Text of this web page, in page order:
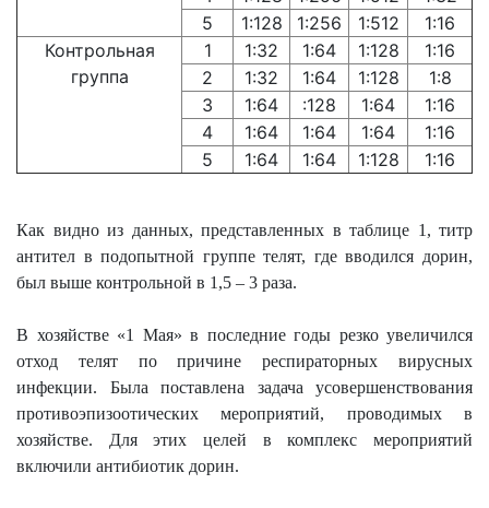
5
1:128 1:256 1:512
1:16
Контрольная
группа
1 1:32 1:64 1:128
1:16
2
1:32 1:64 1:128
1:8
3
1:64 :128 1:64
1:16
4
1:64 1:64 1:64
1:16
5
1:64 1:64 1:128 1:16
Как видно из данных, представленных в таблице 1, титр
антител в подопытной группе телят, где вводился дорин,
был выше контрольной в 1,5 – 3 раза.
В хозяйстве «1 Мая» в последние годы резко увеличился
отход телят по причине респираторных вирусных
инфекции. Была поставлена задача усовершенствования
противоэпизоотических мероприятий, проводимых в
хозяйстве. Для этих целей в комплекс мероприятий
включили антибиотик дорин.